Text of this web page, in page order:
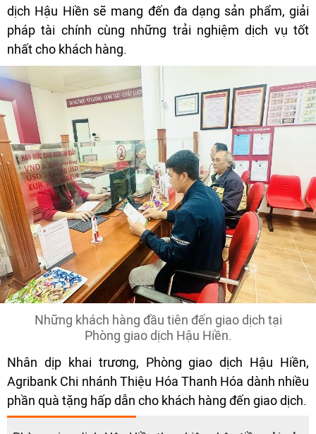
dịch Hậu Hiền sẽ mang đến đa dạng sản phẩm, giải
pháp tài chính cùng những trải nghiệm dịch vụ tốt
nhất cho khách hàng.
Những khách hàng đầu tiên đến giao dịch tại
Phòng giao dịch Hậu Hiền.
Nhân dịp khai trương, Phòng giao dịch Hậu Hiền,
Agribank Chi nhánh Thiệu Hóa Thanh Hóa dành nhiều
phần quà tặng hấp dẫn cho khách hàng đến giao dịch.